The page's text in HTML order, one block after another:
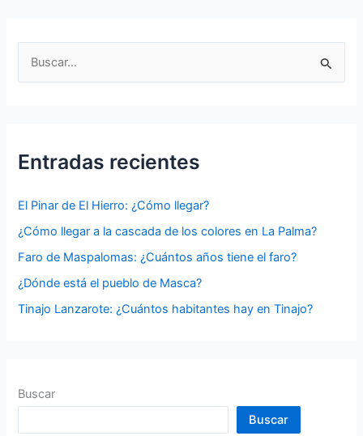
Descubriendo
belleza
r
r
:
Entradas recientes
El Pinar de El Hierro: ¿Cómo llegar?
¿Cómo llegar a la cascada de los colores en La Palma?
Faro de Maspalomas: ¿Cuántos años tiene el faro?
¿Dónde está el pueblo de Masca?
Tinajo Lanzarote: ¿Cuántos habitantes hay en Tinajo?
Buscar
Buscar